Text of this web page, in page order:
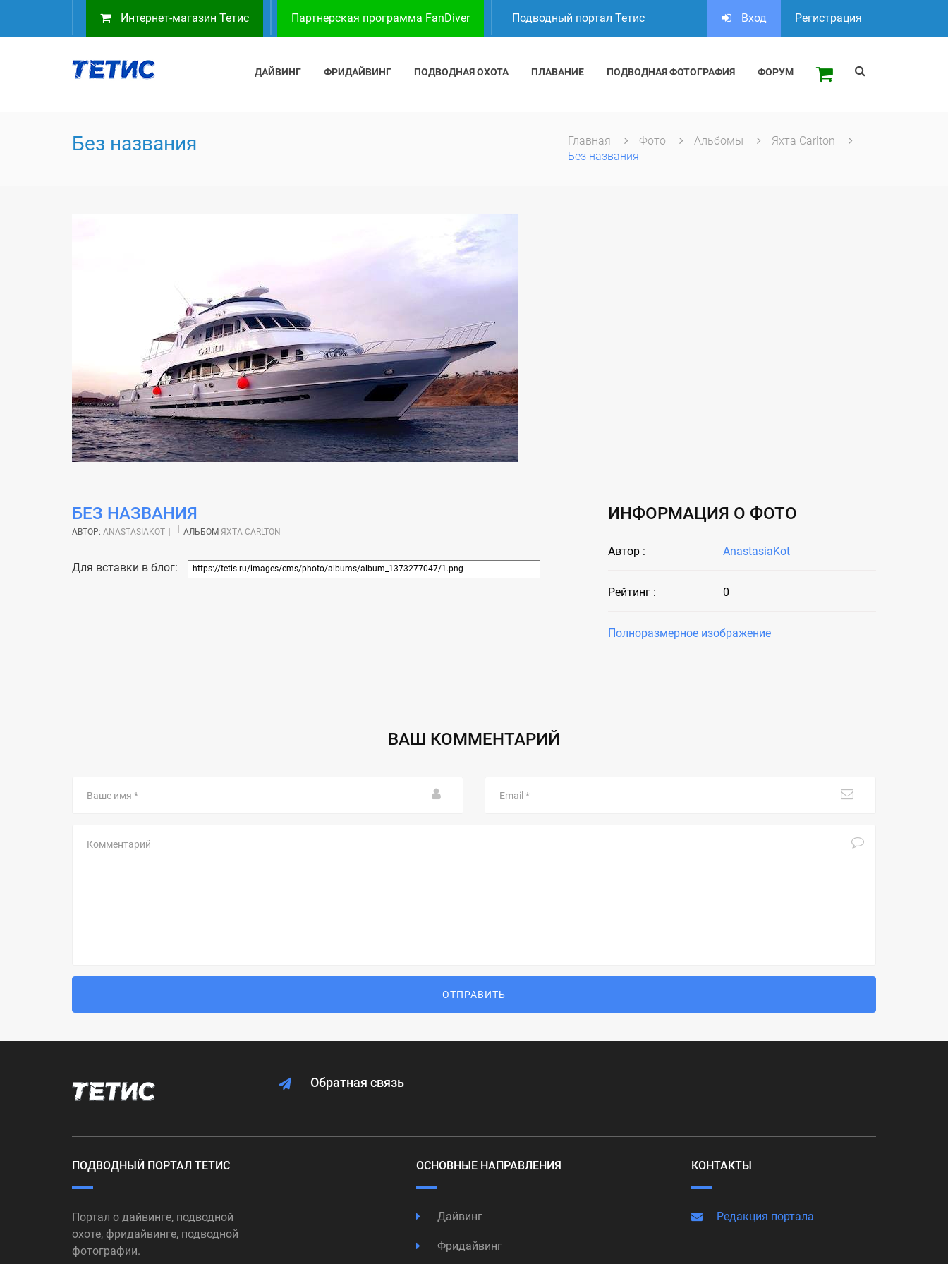
Интернет-магазин Тетис Партнерская программа FanDiver Подводный портал Тетис Вход Регистрация
ДАЙВИНГ ФРИДАЙВИНГ ПОДВОДНАЯ ОХОТА ПЛАВАНИЕ ПОДВОДНАЯ ФОТОГРАФИЯ ФОРУМ
Без названия Главная Фото Альбомы
Яхта Carlton
Без названия
БЕЗ НАЗВАНИЯ
АВТОР: ANASTASIAKOT АЛЬБОМ ЯХТА CARLTON
Для вставки в блог:
ИНФОРМАЦИЯ О ФОТО
Автор : AnastasiaKot
Рейтинг : 0
Полноразмерное изображение
ВАШ КОММЕНТАРИЙ
имя
ОТПРАВИТЬ
Обратная связь
ПОДВОДНЫЙ ПОРТАЛ ТЕТИС
Портал о дайвинге, подводной
охоте, фридайвинге, подводной
фотографии.
ОСНОВНЫЕ НАПРАВЛЕНИЯ
Дайвинг
Фридайвинг
КОНТАКТЫ
Редакция портала